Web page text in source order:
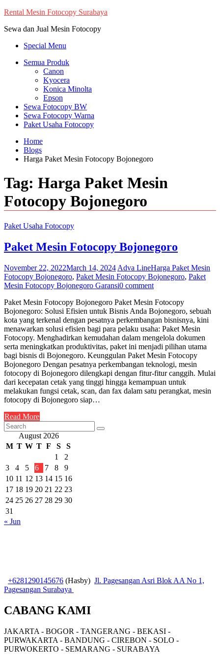
Skip
content
Rental Mesin Fotocopy Surabaya
Sewa dan Jual Mesin Fotocopy
Special Menu
Semua Produk
Canon
Kyocera
Konica Minolta
Epson
Sewa Fotocopy BW
Sewa Fotocopy Warna
Paket Usaha Fotocopy
Home
Blogs
Harga Paket Mesin Fotocopy Bojonegoro
Tag: Harga Paket Mesin
Fotocopy Bojonegoro
Paket Usaha Fotocopy
Paket Mesin Fotocopy Bojonegoro
November 22, 2022March 14, 2024 Adva LineHarga Paket Mesin
Fotocopy Bojonegoro, Paket Mesin Fotocopy Bojonegoro, Paket
Mesin Fotocopy Bojonegoro Garansi0 comment
Paket Mesin Fotocopy Bojonegoro Paket Mesin Fotocopy
Bojonegoro: Solusi Efisien untuk Bisnis Anda Bojonegoro, sebuah
kota yang terkenal dengan pesatnya perkembangan bisnisnya, kini
menawarkan solusi efisien bagi para pelaku usaha: Paket Mesin
Fotocopy. Menghadirkan kemudahan dalam mengelola dokumen
serta meningkatkan produktivitas, paket ini menjadi pilihan utama
bagi bisnis di Bojonegoro. Keunggulan Paket Mesin Fotocopy
Bojonegoro Dengan pesatnya perkembangan teknologi, mesin
fotocopy di Bojonegoro dilengkapi dengan fitur-fitur canggih. Mulai
dari kecepatan cetak yang tinggi hingga kemampuan untuk
melakukan fungsi cetak, scan, dan fax dalam satu perangkat, mesin
fotocopy di Bojonegoro siap…
Read More
August 2026
M T W T F S
S
1
2
3
4 5 6 7 8
9
10 11 12 13 14 15 16
17 18 19 20 21 22 23
24 25 26 27 28 29 30
31
« Jun
+6281290145676 (Hasby) Jl. Pagesangan Asri Blok AA No 1,
Pagesangan Surabaya
CABANG KAMI
JAKARTA - BOGOR - TANGERANG - BEKASI -
PURWAKARTA - BANDUNG - CIREBON - SOLO -
PURWOKERTO - SEMARANG - SURABAYA